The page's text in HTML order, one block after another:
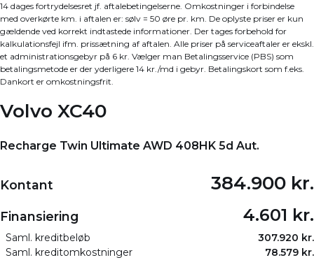
14 dages fortrydelsesret jf. aftalebetingelserne. Omkostninger i forbindelse
med overkørte km. i aftalen er: sølv = 50 øre pr. km. De oplyste priser er kun
gældende ved korrekt indtastede informationer. Der tages forbehold for
kalkulationsfejl ifm. prissætning af aftalen. Alle priser på serviceaftaler er ekskl.
et administrationsgebyr på 6 kr. Vælger man Betalingsservice (PBS) som
betalingsmetode er der yderligere 14 kr./md i gebyr. Betalingskort som f.eks.
Dankort er omkostningsfrit.
Volvo XC40
Recharge Twin Ultimate AWD 408HK 5d Aut.
Kontant 384.900 kr.
Finansiering 4.601 kr.
Saml. kreditbeløb
307.920 kr.
Saml. kreditomkostninger
78.579 kr.